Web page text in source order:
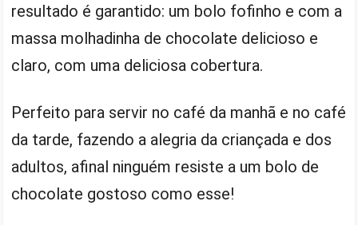
resultado é garantido: um bolo fofinho e com a
massa molhadinha de chocolate delicioso e
claro, com uma deliciosa cobertura.
Perfeito para servir no café da manhã e no café
da tarde, fazendo a alegria da criançada e dos
adultos, afinal ninguém resiste a um bolo de
chocolate gostoso como esse!